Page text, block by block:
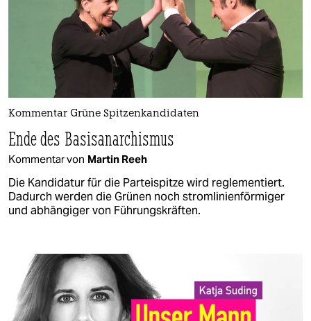
Kommentar Grüne Spitzenkandidaten
Ende des Basisanarchismus
Kommentar von Martin Reeh
Die Kandidatur für die Parteispitze wird reglementiert.
Dadurch werden die Grünen noch stromlinienförmiger
und abhängiger von Führungskräften.